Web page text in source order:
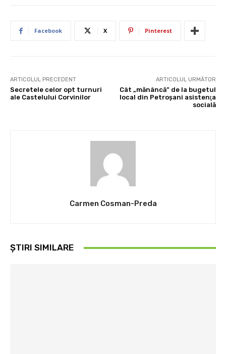
Facebook X Pinterest
ARTICOLUL PRECEDENT
Secretele celor opt turnuri
ale Castelului Corvinilor
ARTICOLUL URMĂTOR
Cât „mănâncă” de la bugetul
local din Petroşani asistenţa
socială
Carmen Cosman-Preda
ȘTIRI SIMILARE